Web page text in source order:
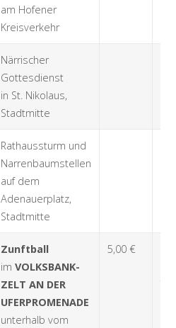
am Hofener
Kreisverkehr
Närrischer
Gottesdienst
in St. Nikolaus,
Stadtmitte
Rathaussturm und
Narrenbaumstellen
auf dem
Adenauerplatz,
Stadtmitte
Zunftball
imVOLKSBANK-
ZELT AN DER
UFERPROMENADE
unterhalb vom
5,00 €